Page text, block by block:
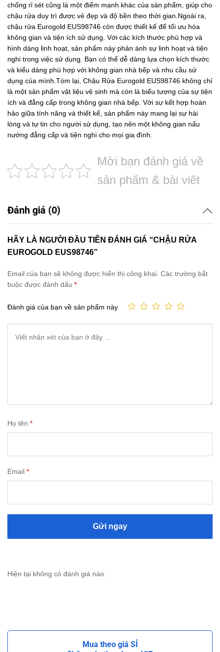
chống rỉ sét cũng là một điểm mạnh khác của sản phẩm, giúp cho
chậu rửa duy trì được vẻ đẹp và độ bền theo thời gian.Ngoài ra,
chậu rửa Eurogold EUS98746 còn được thiết kế để tối ưu hóa
không gian và tiện ích sử dụng. Với các kích thước phù hợp và
hình dáng linh hoạt, sản phẩm này phản ánh sự linh hoạt và tiện
nghi trong việc sử dụng. Bạn có thể dễ dàng lựa chọn kích thước
và kiểu dáng phù hợp với không gian nhà bếp và nhu cầu sử
dụng của mình.Tóm lại, Chậu Rửa Eurogold EUS98746 không chỉ
là một sản phẩm vật liệu vệ sinh mà còn là biểu tượng của sự tiện
ích và đẳng cấp trong không gian nhà bếp. Với sự kết hợp hoàn
hảo giữa tính năng và thiết kế, sản phẩm này mang lại sự hài
lòng và tự tin cho người sử dụng, tạo nên một không gian nấu
nướng đẳng cấp và tiện nghi cho mọi gia đình.
Mời bạn đánh giá về
sản phẩm & bài viết
Đánh giá (0)
HÃY LÀ NGƯỜI ĐẦU TIÊN ĐÁNH GIÁ “CHẬU RỬA
EUROGOLD EUS98746”
Email của bạn sẽ không được hiển thị công khai. Các trường bắt
buộc được đánh dấu *
Đánh giá của bạn về sản phẩm này
Họ tên *
Email *
Hiện tại không có đánh giá nào.
Mua theo giá SỈ